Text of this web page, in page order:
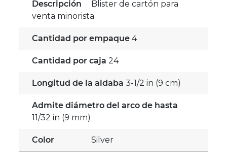
Descripción
Blister de cartón para
venta minorista
Cantidad por empaque 4
Cantidad por caja 24
Longitud de la aldaba 3-1/2 in (9 cm)
Admite diámetro del arco de hasta
11/32 in (9 mm)
Color Silver